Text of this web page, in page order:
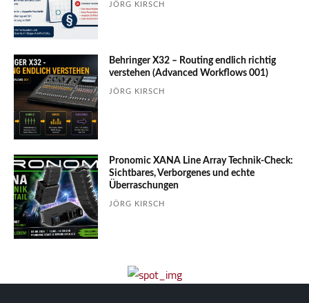
JÖRG KIRSCH
Behringer X32 – Routing endlich richtig
verstehen (Advanced Workflows 001)
JÖRG KIRSCH
Pronomic XANA Line Array Technik-Check:
Sichtbares, Verborgenes und echte
Überraschungen
JÖRG KIRSCH